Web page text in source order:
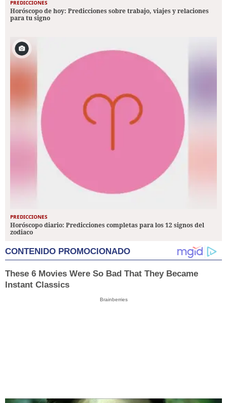
PREDICCIONES
Horóscopo de hoy: Predicciones sobre trabajo, viajes y relaciones
para tu signo
PREDICCIONES
Horóscopo diario: Predicciones completas para los 12 signos del
zodiaco
CONTENIDO PROMOCIONADO
These 6 Movies Were So Bad That They Became
Instant Classics
Brainberries